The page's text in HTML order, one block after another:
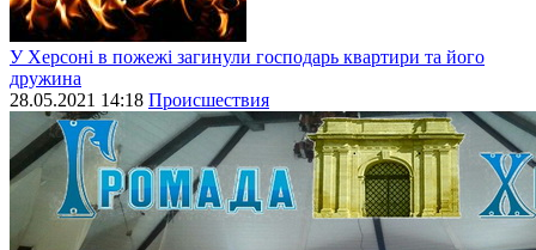
У Херсоні в пожежі загинули господарь квартири та його
дружина
28.05.2021 14:18 Происшествия